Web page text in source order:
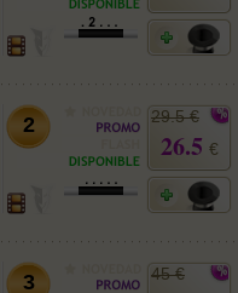
2 29.5 €
26.5 €
3 45 €